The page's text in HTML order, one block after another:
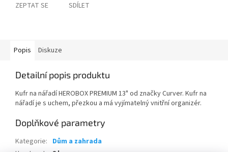
ZEPTAT SE SDÍLET
Popis Diskuze
Detailní popis produktu
Kufr na nářadí HEROBOX PREMIUM 13" od značky Curver. Kufr na
nářadí je s uchem, přezkou a má vyjímatelný vnitřní organizér.
Doplňkové parametry
Kategorie: Dům a zahrada